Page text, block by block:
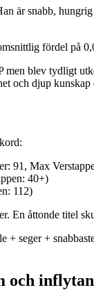
är snabb,
fördel på
blev tydligt
och djup kunskap
91, Max
40+)
112)
En åttonde titel
+ seger +
och